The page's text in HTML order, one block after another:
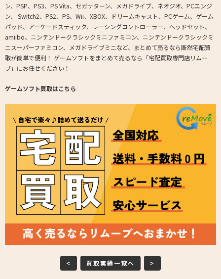
ン、PSP、PS3、PS Vita、セガサターン、メガドライブ、ネオジオ、PCエンジ
ン、 Switch2、PS2、PS、Wii、XBOX、ドリームキャスト、PCゲーム、ゲーム
パッド、アーケードスティック、レーシングコントローラー、ヘッドセット、
amiibo、ニンテンドークラシックミニファミコン、ニンテンドークラシックミ
ニスーパーファミコン、メガドライブミニなど、まとめて売るなら断然宅配買
取が簡単で便利！ ゲームソフトをまとめて売るなら「宅配買取専門店リムー
ブ」にお任せください！
ゲームソフト買取はこちら
< 買取実績一覧へ >